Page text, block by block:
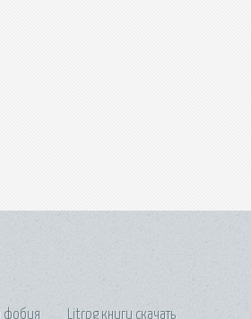
фобия Litrpg книги скачать